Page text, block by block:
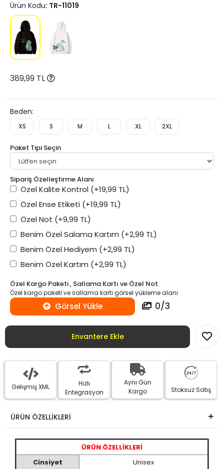
Ürün Kodu: TR-11019
389,99 TL
Beden:
XS S M L XL 2XL
Paket Tipi Seçin
Sipariş Özelleştirme Alanı
Özel Kalite Kontrol (+19,99 TL)
Özel Ense Etiketi (+19,99 TL)
Özel Not (+9,99 TL)
Benim Özel Salama Kartım (+2,99 TL)
Benim Özel Hediyem (+2,99 TL)
Benim Özel Kartım (+2,99 TL)
Özel Kargo Paketi , Sallama Kartı ve Özel Not
Özel kargo paketi ve sallama kartı görsel yükleme alanı
Görsel Yükle 0/3
Envantere Ekle
Gelişmiş XML
Hızlı
Entegrasyon
Aynı Gün
Kargo
Stoksuz Satış
ÜRÜN ÖZELLİKLERİ
ÜRÜN ÖZELLİKLERİ
Cinsiyet
Unisex